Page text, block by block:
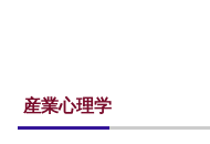
産業心理学